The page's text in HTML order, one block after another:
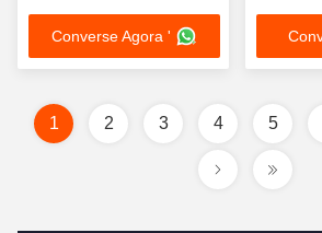
Bend Connector
Flanged DN25-DN2000
resistente à corrosão
Converse Agora '
1 2 3 4 5